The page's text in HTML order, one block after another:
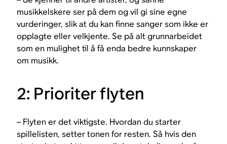
musikkelskere ser på dem og vil gi sine egne
vurderinger, slik at du kan finne sanger som ikke er
opplagte eller velkjente. Se på alt grunnarbeidet
som en mulighet til å få enda bedre kunnskaper
om musikk.
2: Prioriter flyten
– Flyten er det viktigste. Hvordan du starter
spillelisten, setter tonen for resten. Så hvis den